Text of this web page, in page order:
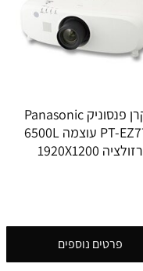
מקרן פנסוניק Panasonic
PT-EZ770 עוצמה 6500L
רזולציה 1920X1200
פרטים נוספים